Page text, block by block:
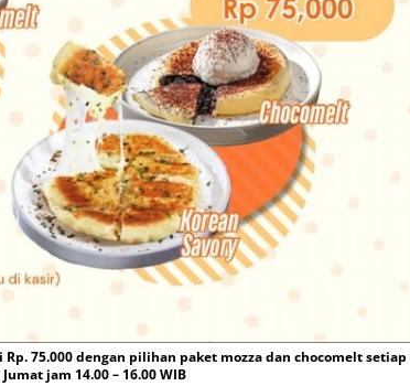
75.000 dengan pilihan paket mozza dan chocomelt setiap
jam 14.00 – 16.00 WIB